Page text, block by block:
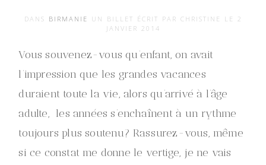
DANS BIRMANIE UN BILLET ÉCRIT PAR CHRISTINE LE 2
JANVIER 2014
Vous souvenez-vous qu’enfant, on avait
l’impression que les grandes vacances
duraient toute la vie, alors qu’arrivé à l’âge
adulte, les années s’enchaînent à un rythme
toujours plus soutenu? Rassurez-vous, même
si ce constat me donne le vertige, je ne vais